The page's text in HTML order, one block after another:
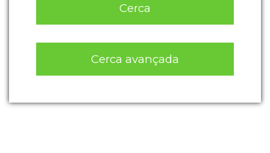
Cerca
Cerca avançada